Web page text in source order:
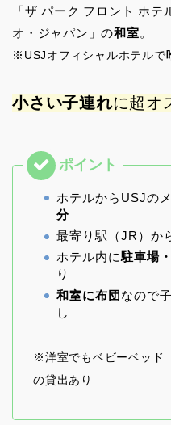
「ザ パーク フロント ホ
オ・ジャパン」の和室。
※USJオフィシャルホテルで
小さい子連れに超オ
ホテルからUSJの
分
最寄り駅（JR）か
ホテル内に駐車場
り
和室に布団 なので
し
※洋室でもベビーベッド
の貸出あり